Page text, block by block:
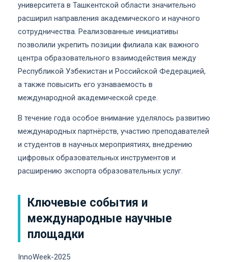
университета в Ташкентской области значительно
расширил направления академического и научного
сотрудничества. Реализованные инициативы
позволили укрепить позиции филиала как важного
центра образовательного взаимодействия между
Республикой Узбекистан и Российской Федерацией,
а также повысить его узнаваемость в
международной академической среде.
В течение года особое внимание уделялось развитию
международных партнёрств, участию преподавателей
и студентов в научных мероприятиях, внедрению
цифровых образовательных инструментов и
расширению экспорта образовательных услуг.
Ключевые события и
международные научные
площадки
InnoWeek-2025